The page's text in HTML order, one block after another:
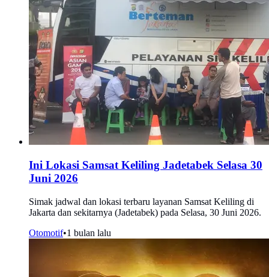
Ini Lokasi Samsat Keliling Jadetabek Selasa 30
Juni 2026
Simak jadwal dan lokasi terbaru layanan Samsat Keliling di
Jakarta dan sekitarnya (Jadetabek) pada Selasa, 30 Juni 2026.
Otomotif•1 bulan lalu